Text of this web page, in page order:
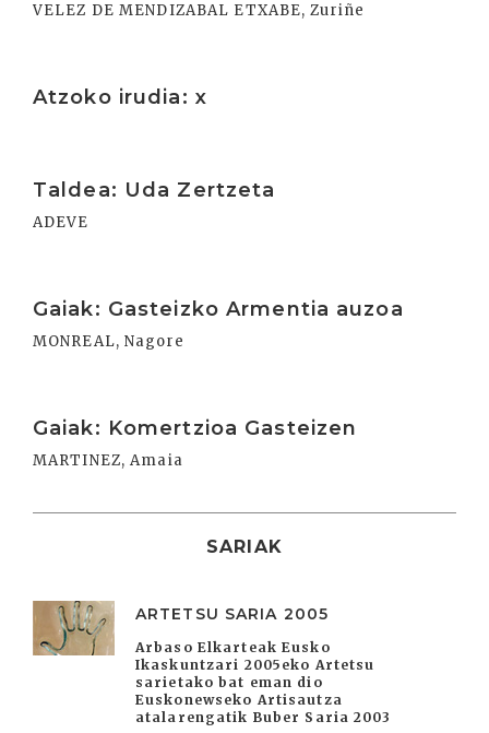
VELEZ DE MENDIZABAL ETXABE, Zuriñe
Atzoko irudia: x
Taldea: Uda Zertzeta
ADEVE
Gaiak: Gasteizko Armentia auzoa
MONREAL, Nagore
Gaiak: Komertzioa Gasteizen
MARTINEZ, Amaia
SARIAK
ARTETSU SARIA 2005
Arbaso Elkarteak Eusko
Ikaskuntzari 2005eko Artetsu
sarietako bat eman dio
Euskonewseko Artisautza
atalarengatik Buber Saria 2003